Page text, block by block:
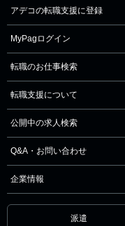
アデコの転職支援に登録
MyPagログイン
転職のお仕事検索
転職支援について
公開中の求人検索
Q&A・お問い合わせ
企業情報
派遣